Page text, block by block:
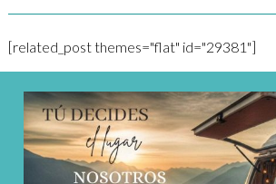
[related_post themes="flat" id="29381"]